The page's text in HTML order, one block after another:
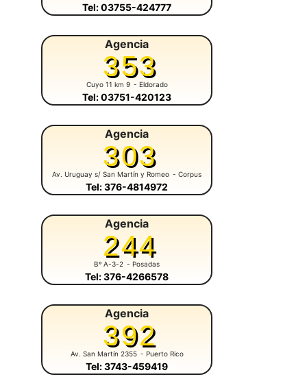
Tel: 03755-424777
Agencia
353
Cuyo 11 km 9 - Eldorado
Tel: 03751-420123
Agencia
303
Av. Uruguay s/ San Martín y Romeo - Corpus
Tel: 376-4814972
Agencia
244
Bº A-3-2 - Posadas
Tel: 376-4266578
Agencia
392
Av. San Martín 2355 - Puerto Rico
Tel: 3743-459419